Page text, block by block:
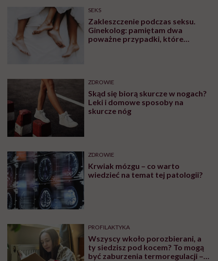
SEKS
Zakleszczenie podczas seksu.
Ginekolog: pamiętam dwa
poważne przypadki, które
ZDROWIE
Skąd się biorą skurcze w nogach?
Leki i domowe sposoby na
skurcze nóg
ZDROWIE
Krwiak mózgu – co warto
wiedzieć na temat tej patologii?
PROFILAKTYKA
Wszyscy wkoło porozbierani, a
ty siedzisz pod kocem? To mogą
być zaburzenia termoregulacji –